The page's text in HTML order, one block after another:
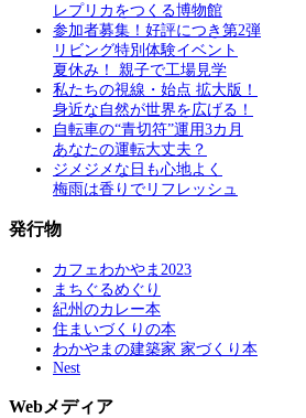
レプリカをつくる博物館
参加者募集！好評につき第2弾
リビング特別体験イベント
夏休み！ 親子で工場見学
私たちの視線・始点 拡大版！
身近な自然が世界を広げる！
自転車の“青切符”運用3カ月
あなたの運転大丈夫？
ジメジメな日も心地よく
梅雨は香りでリフレッシュ
発行物
カフェわかやま2023
まちぐるめぐり
紀州のカレー本
住まいづくりの本
わかやまの建築家 家づくり本
Nest
Webメディア